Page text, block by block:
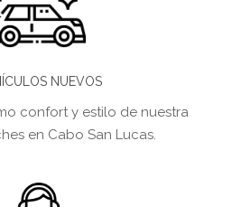
NUEVOS
confort y estilo de nuestra
en Cabo San Lucas.